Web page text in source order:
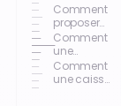
Comment
proposer
un service
de
transfert
d’argent
Comment
une
solution de
caisse
Comment
une caisse